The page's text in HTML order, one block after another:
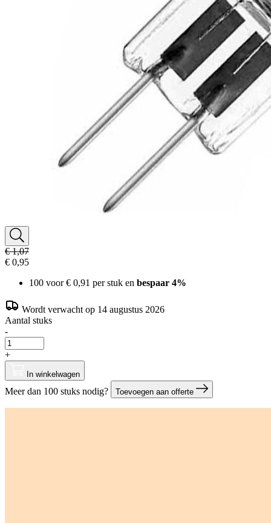
€ 1,07
€ 0,95
100 voor€ 0,91 per stuk en bespaar 4%
Wordt verwacht op 14 augustus 2026
Aantal stuks
-
+
In winkelwagen
Meer dan 100 stuks nodig? Toevoegen aan offerte